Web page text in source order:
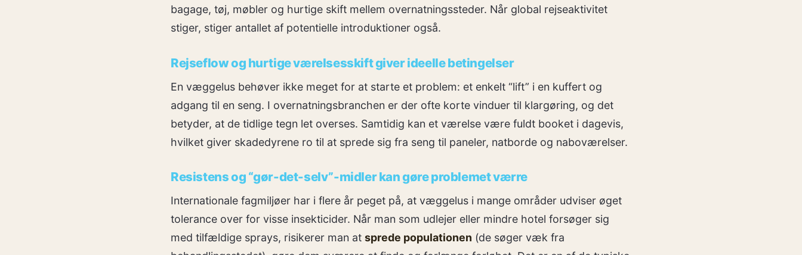
bagage, tøj, møbler og hurtige skift mellem overnatningssteder. Når global rejseaktivitet
stiger, stiger antallet af potentielle introduktioner også.
Rejseflow og hurtige værelsesskift giver ideelle betingelser
En væggelus behøver ikke meget for at starte et problem: et enkelt “lift” i en kuffert og
adgang til en seng. I overnatningsbranchen er der ofte korte vinduer til klargøring, og det
betyder, at de tidlige tegn let overses. Samtidig kan et værelse være fuldt booket i dagevis,
hvilket giver skadedyrene ro til at sprede sig fra seng til paneler, natborde og naboværelser.
Resistens og “gør-det-selv”-midler kan gøre problemet værre
Internationale fagmiljøer har i flere år peget på, at væggelus i mange områder udviser øget
tolerance over for visse insekticider. Når man som udlejer eller mindre hotel forsøger sig
med tilfældige sprays, risikerer man at sprede populationen (de søger væk fra